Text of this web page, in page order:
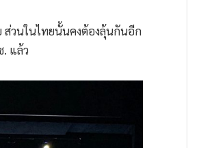
ส่วนในไทยนั้นคงต้องลุ้นกันอีก
แล้ว